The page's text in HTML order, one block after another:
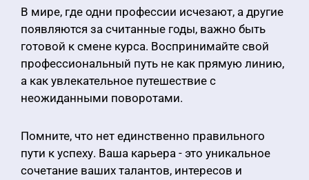
В мире, где одни профессии исчезают, а другие
появляются за считанные годы, важно быть
готовой к смене курса. Воспринимайте свой
профессиональный путь не как прямую линию,
а как увлекательное путешествие с
неожиданными поворотами.
Помните, что нет единственно правильного
пути к успеху. Ваша карьера - это уникальное
сочетание ваших талантов, интересов и